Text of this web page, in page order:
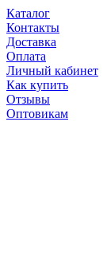
Каталог
Контакты
Доставка
Оплата
Личный кабинет
Как купить
Отзывы
Оптовикам